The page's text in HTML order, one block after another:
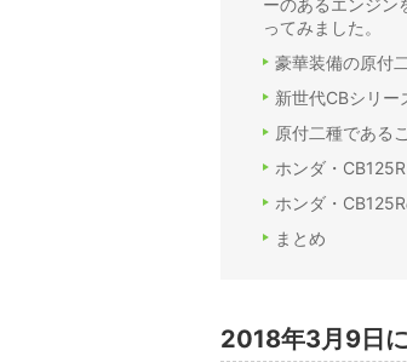
ーのあるエンジン
ってみました。
豪華装備の原付
新世代CBシリー
原付二種である
ホンダ・
ホンダ・
まとめ
2018年3月9日